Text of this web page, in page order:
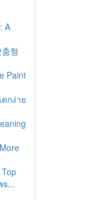
A
형
Paint
กง่าย